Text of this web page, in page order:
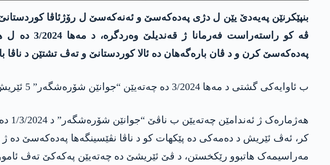
بنپێکرنێن پەیەدێ یێن ل دژی پەدەکەسێ و ئەنەکەسێ ل رۆژئاڤا
ڤە کو
پەدەکەسێ کرن و د ڤان بارەگەهان دە ئالا کوردستانێ و تەڤ تشتێن د ناڤا
ب ئاوایەکی گشتی د مەها 3/2024 دە چەتەیێن “جوانێن شۆرەشگەر” 5 ئێریش ل سەر پەدەکەسێ و ئەنەکەسێ پێک ئانینە، ب ڤی ئاوا:
کر، ئەڤ ئێریش د دەمەکی دە پێکهات کو د ناڤا نڤێسینگەها پەدەکەسێ دە ژ
مەراسیمەک هاتبوو رێکخستن، د ڤێ ئێریشێ دە چەتەیێن پەکەکێ تەڤ